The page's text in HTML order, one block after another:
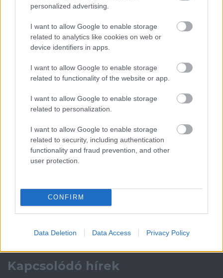
personalized advertising.
I want to allow Google to enable storage
related to analytics like cookies on web or
device identifiers in apps.
I want to allow Google to enable storage
related to functionality of the website or app.
I want to allow Google to enable storage
related to personalization.
I want to allow Google to enable storage
related to security, including authentication
functionality and fraud prevention, and other
user protection.
CONFIRM
Data Deletion Data Access Privacy Policy
Felkészülési szezon 4. mérkőzés
2026-08-08 17:00
Leeds Unitedvs Manchester United2026-08-12 20:30
ELŐZŐ MÉRKŐZÉSEK
Támogatás
a ManUtdFanatics.hu működését!
Kapcsolódó hírek